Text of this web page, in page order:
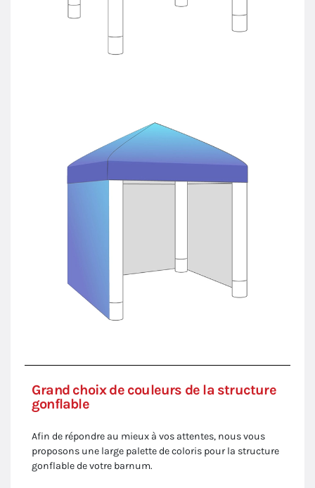
Grand choix de couleurs de la structure
gonflable
Afin de répondre au mieux à vos attentes, nous vous
proposons une large palette de coloris pour la structure
gonflable de votre barnum.